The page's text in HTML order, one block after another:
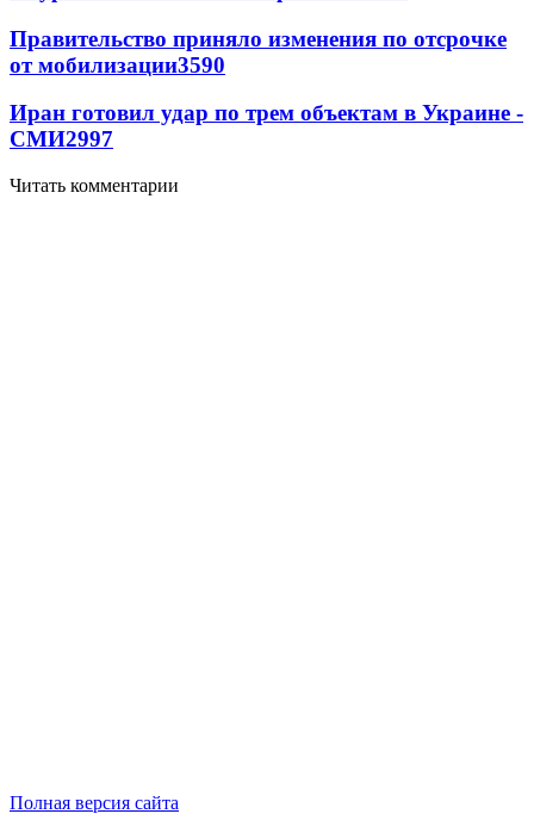
Правительство приняло изменения по отсрочке
от мобилизации3590
Иран готовил удар по трем объектам в Украине -
СМИ2997
Читать комментарии
Полная версия сайта